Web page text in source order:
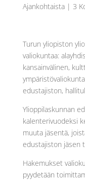
Ajankohtaista| 3
Turun yliopiston
valiokuntaa:
kansainvälinen,
edustajiston,
Ylioppilaskunnan
kalenterivuodeksi
muuta jäsentä,
edustajiston jäsen
Hakemukset
pyydetään